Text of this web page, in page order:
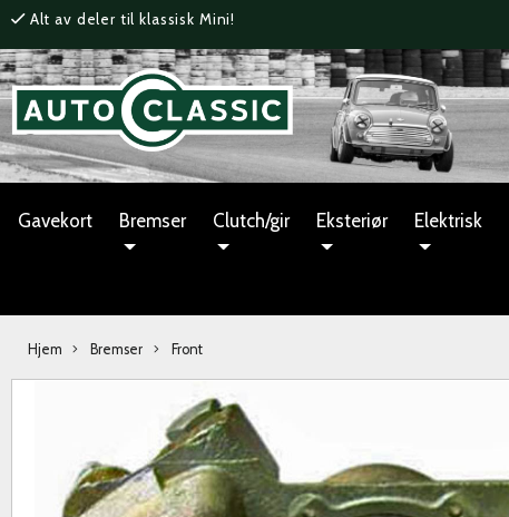
Alt av deler til klassisk Mini!
Gavekort Bremser Clutch/gir Eksteriør Elektrisk
Hjem Bremser Front